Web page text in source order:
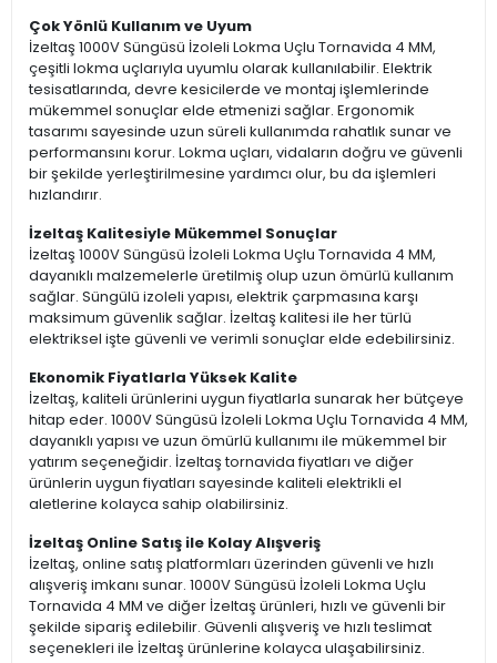
Çok Yönlü Kullanım ve Uyum
İzeltaş 1000V Süngüsü İzoleli Lokma Uçlu Tornavida 4 MM,
çeşitli lokma uçlarıyla uyumlu olarak kullanılabilir. Elektrik
tesisatlarında, devre kesicilerde ve montaj işlemlerinde
mükemmel sonuçlar elde etmenizi sağlar. Ergonomik
tasarımı sayesinde uzun süreli kullanımda rahatlık sunar ve
performansını korur. Lokma uçları, vidaların doğru ve güvenli
bir şekilde yerleştirilmesine yardımcı olur, bu da işlemleri
hızlandırır.
İzeltaş Kalitesiyle Mükemmel Sonuçlar
İzeltaş 1000V Süngüsü İzoleli Lokma Uçlu Tornavida 4 MM,
dayanıklı malzemelerle üretilmiş olup uzun ömürlü kullanım
sağlar. Süngülü izoleli yapısı, elektrik çarpmasına karşı
maksimum güvenlik sağlar. İzeltaş kalitesi ile her türlü
elektriksel işte güvenli ve verimli sonuçlar elde edebilirsiniz.
Ekonomik Fiyatlarla Yüksek Kalite
İzeltaş, kaliteli ürünlerini uygun fiyatlarla sunarak her bütçeye
hitap eder. 1000V Süngüsü İzoleli Lokma Uçlu Tornavida 4 MM,
dayanıklı yapısı ve uzun ömürlü kullanımı ile mükemmel bir
yatırım seçeneğidir. İzeltaş tornavida fiyatları ve diğer
ürünlerin uygun fiyatları sayesinde kaliteli elektrikli el
aletlerine kolayca sahip olabilirsiniz.
İzeltaş Online Satış ile Kolay Alışveriş
İzeltaş, online satış platformları üzerinden güvenli ve hızlı
alışveriş imkanı sunar. 1000V Süngüsü İzoleli Lokma Uçlu
Tornavida 4 MM ve diğer İzeltaş ürünleri, hızlı ve güvenli bir
şekilde sipariş edilebilir. Güvenli alışveriş ve hızlı teslimat
seçenekleri ile İzeltaş ürünlerine kolayca ulaşabilirsiniz.